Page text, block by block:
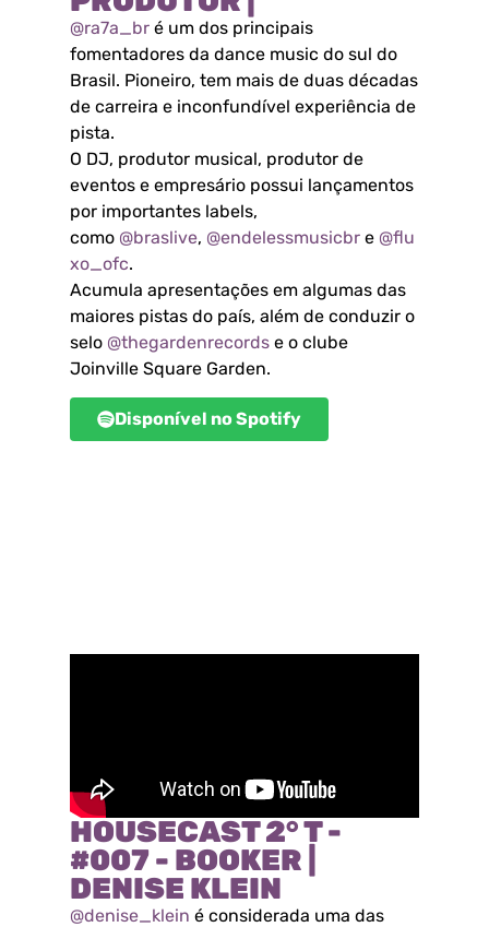
@ra7a_br é um dos principais
fomentadores da dance music do sul do
Brasil. Pioneiro, tem mais de duas décadas
de carreira e inconfundível experiência de
pista.
O DJ, produtor musical, produtor de
eventos e empresário possui lançamentos
por importantes labels,
como @braslive, @endelessmusicbr e @flu
xo_ofc.
Acumula apresentações em algumas das
maiores pistas do país, além de conduzir o
selo @thegardenrecords e o clube
Joinville Square Garden.
Disponível no Spotify
HOUSECAST 2° T -
#007 - BOOKER |
DENISE KLEIN
@denise_klein é considerada uma das